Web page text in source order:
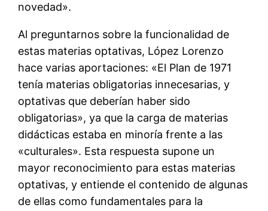
novedad».
Al preguntarnos sobre la funcionalidad de
estas materias optativas, López Lorenzo
hace varias aportaciones: «El Plan de 1971
tenía materias obligatorias innecesarias, y
optativas que deberían haber sido
obligatorias», ya que la carga de materias
didácticas estaba en minoría frente a las
«culturales». Esta respuesta supone un
mayor reconocimiento para estas materias
optativas, y entiende el contenido de algunas
de ellas como fundamentales para la